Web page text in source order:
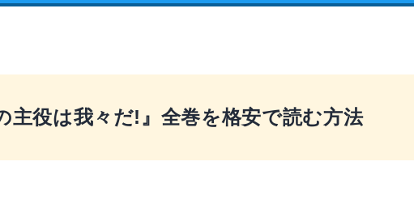
主役は我々だ!』全巻を格安で読む方法